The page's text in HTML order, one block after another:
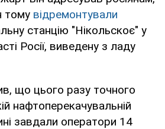
тому відремонтували
станцію "Нікольскоє" у
Росії, виведену з ладу
що цього разу точного
нафтоперекачувальній
завдали оператори 14